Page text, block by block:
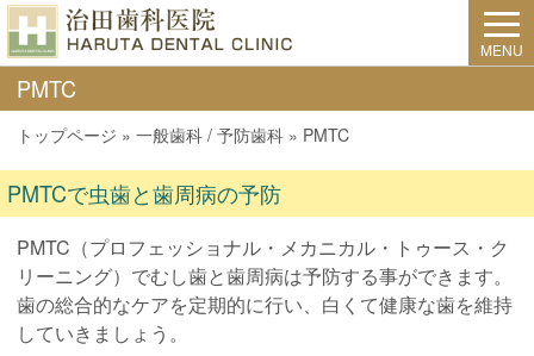
MENU
PMTC
トップページ » 一般歯科 / 予防歯科 » PMTC
PMTCで虫歯と歯周病の予防
PMTC（プロフェッショナル・メカニカル・トゥース・ク
リーニング）でむし歯と歯周病は予防する事ができます。
歯の総合的なケアを定期的に行い、白くて健康な歯を維持
していきましょう。